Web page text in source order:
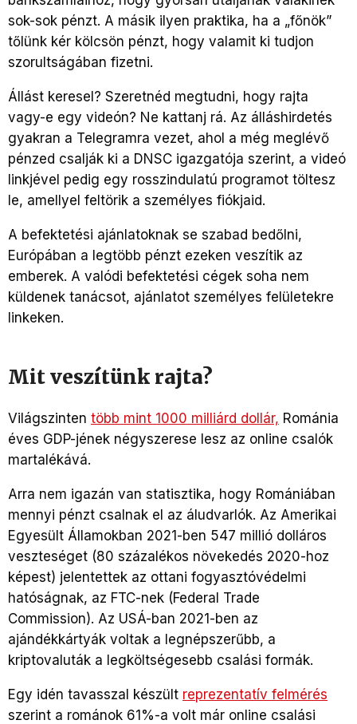
sok-sok pénzt. A másik ilyen praktika, ha a „főnök”
tőlünk kér kölcsön pénzt, hogy valamit ki tudjon
szorultságában fizetni.
Állást keresel? Szeretnéd megtudni, hogy rajta
vagy-e egy videón? Ne kattanj rá. Az álláshirdetés
gyakran a Telegramra vezet, ahol a még meglévő
pénzed csalják ki a DNSC igazgatója szerint, a videó
linkjével pedig egy rosszindulatú programot töltesz
le, amellyel feltörik a személyes fiókjaid.
A befektetési ajánlatoknak se szabad bedőlni,
Európában a legtöbb pénzt ezeken veszítik az
emberek. A valódi befektetési cégek soha nem
küldenek tanácsot, ajánlatot személyes felületekre
linkeken.
Mit veszítünk rajta?
Világszinten több mint 1000 milliárd dollár, Románia
éves GDP-jének négyszerese lesz az online csalók
martalékává.
Arra nem igazán van statisztika, hogy Romániában
mennyi pénzt csalnak el az áludvarlók. Az Amerikai
Egyesült Államokban 2021-ben 547 millió dolláros
veszteséget (80 százalékos növekedés 2020-hoz
képest) jelentettek az ottani fogyasztóvédelmi
hatóságnak, az FTC-nek (Federal Trade
Commission). Az USÁ-ban 2021-ben az
ajándékkártyák voltak a legnépszerűbb, a
kriptovaluták a legköltségesebb csalási formák.
Egy idén tavasszal készült reprezentatív felmérés
szerint a románok 61%-a volt már online csalási